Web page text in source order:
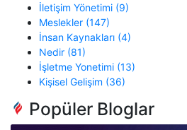
İletişim Yönetimi (9)
Meslekler (147)
İnsan Kaynakları (4)
Nedir (81)
İşletme Yonetimi (13)
Kişisel Gelişim (36)
Popüler Bloglar